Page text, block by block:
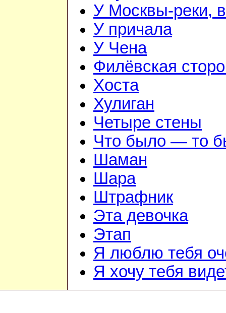
У Москвы-реки,
У причала
У Чена
Филёвская
Хоста
Хулиган
Четыре стены
Что было — то
Шаман
Шара
Штрафник
Эта девочка
Этап
Я люблю тебя
Я хочу тебя